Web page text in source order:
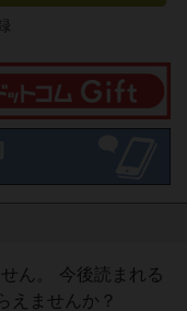
ん。 今後読まれる
えませんか？